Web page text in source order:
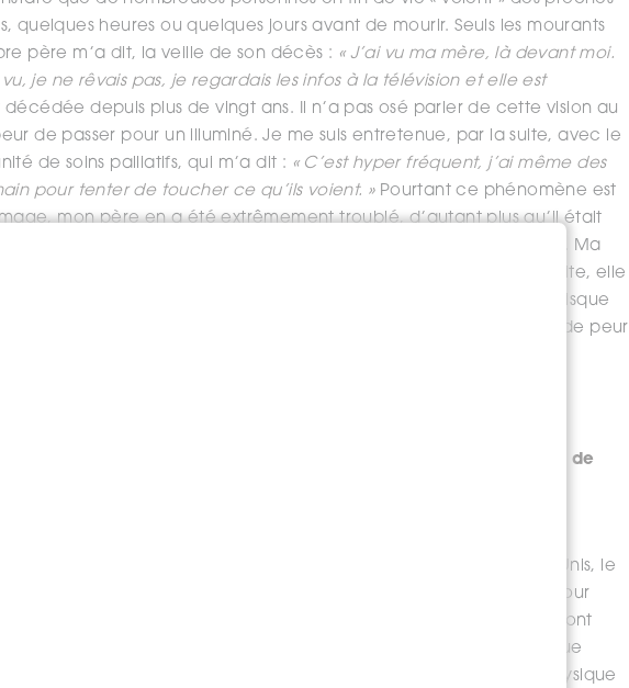
heures ou quelques jours avant de mourir. Seuls les mourants
père m’a dit, la veille de son décès : « J’ai vu ma mère, là devant moi.
vu, je ne rêvais pas, je regardais les infos à la télévision et elle est
depuis plus de vingt ans. Il n’a pas osé parler de cette vision au
de passer pour un illuminé. Je me suis entretenue, par la suite, avec le
de soins palliatifs, qui m’a dit : « C’est hyper fréquent, j’ai même des
pour tenter de toucher ce qu’ils voient. »Pourtant ce phénomène est
mon père en a été extrêmement troublé, d’autant plus qu’il était
fermé à l’idée d’une réalité autre que celle de notre vie terrestre. Ma
phénomène juste avant son décès. Un jour que je lui rendais visite, elle
genre alors qu’elle n’était pas mourante. Cela m’a interpelée puisque
d’une fin très proche. Je suis retournée la voir le lendemain, de peur
Ce fut le cas, elle est « partie » quelques heures après.
sera-t-il un jour possible de prouver scientifiquement la réalité de
?
pense, notamment à travers la médiumnité, cette capacité à
Elle fait désormais l’objet d’études scientifiques. Aux États-Unis, le
spécialisé dans l’étude des médiums. Ils ont créé des protocoles pour
ne rencontre jamais la personne qui vient consulter (elles sont
On ne lui indique que le prénom du défunt et avec cette unique
quatre ou cinq informations très précises : apparence physique